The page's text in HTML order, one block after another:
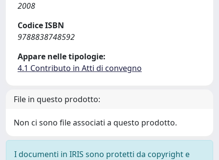
2008
Codice ISBN
9788838748592
Appare nelle tipologie:
4.1 Contributo in Atti di convegno
File in questo prodotto:
Non ci sono file associati a questo prodotto.
I documenti in IRIS sono protetti da copyright e